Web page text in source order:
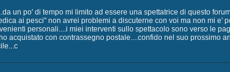
un po' di tempo mi limito ad essere una spettatrice di questo
ai pesci" non avrei problemi a discuterne con voi ma non mi e'
personali....i miei interventi sullo spettacolo sono verso le
acquistato con contrassegno postale....confido nel suo prossimo